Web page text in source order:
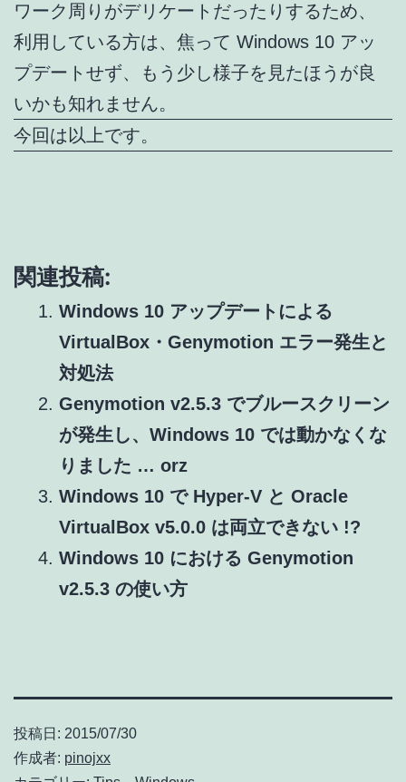
ワーク周りがデリケートだったりするため、
利用している方は、焦って Windows 10 アッ
プデートせず、もう少し様子を見たほうが良
いかも知れません。
今回は以上です。
関連投稿:
Windows 10 アップデートによる
VirtualBox・Genymotion エラー発生と
対処法
Genymotion v2.5.3 でブルースクリーン
が発生し、Windows 10 では動かなくな
りました … orz
Windows 10 で Hyper-V と Oracle
VirtualBox v5.0.0 は両立できない !?
Windows 10 における Genymotion
v2.5.3 の使い方
投稿日: 2015/07/30
作成者: pinojxx